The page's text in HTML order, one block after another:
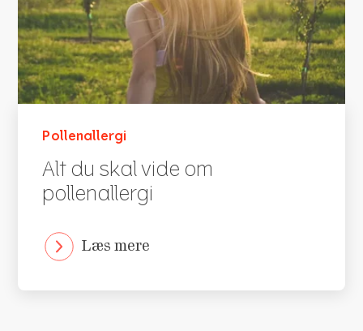
Pollenallergi
Alt du skal vide om
pollenallergi
Læs mere